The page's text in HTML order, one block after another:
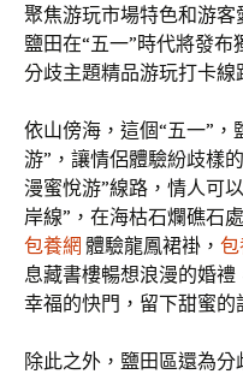
聚焦游玩市場特色和游客
鹽田在“五一”時代將發布
分歧主題精品游玩打卡線
依山傍海，這個“五一”
游”，讓情侶體驗紛歧樣
漫蜜悅游”線路，情人可
岸線”，在海枯石爛礁石
包養網 體驗龍鳳裙褂，
息藏書樓暢想浪漫的婚
幸福的快門，留下甜蜜的
除此之外，鹽田區還為